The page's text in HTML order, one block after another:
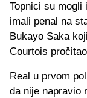
Topnici su mogli
imali penal na
Bukayo Saka
Courtois
Real u prvom
da nije napravio